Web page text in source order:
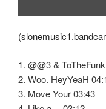
(
1. @@3 &
2. Woo. HeyYeaH
3. Move Your 03:43